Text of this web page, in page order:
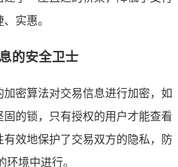
实惠。
的安全卫士
加密算法对交易信息进行加密，如
固的锁，只有授权的用户才能查看
效地保护了交易双方的隐私，防
环境中进行。